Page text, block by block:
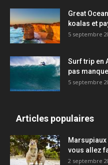
Great
koalas et
5 septembre
Surf trip en
pas
5 septembre
Articles populaires
vous allez
2 septembre